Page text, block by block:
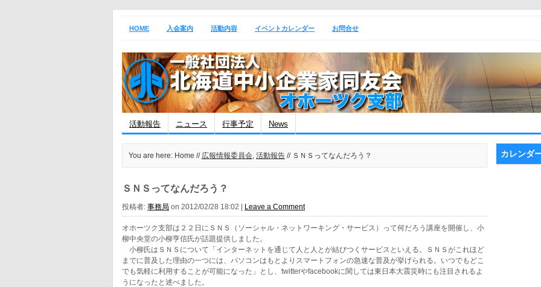
HOME 入会案内 活動内容 イベントカレンダー お問合せ
活動報告 ニュース 行事予定 News
You are here: Home // 広報情報委員会, 活動報告 // ＳＮＳってなんだろう？
ＳＮＳってなんだろう？
投稿者: 事務局 on 2012/02/28 18:02 | Leave a Comment
オホーツク支部は２２日にＳＮＳ（ソーシャル・ネットワーキング・サービス）って何だろう講座を開催し、小
柳中央堂の小柳亨信氏が話題提供しました。
小柳氏はＳＮＳについて「インターネットを通じて人と人とが結びつくサービスといえる。ＳＮＳがこれほど
までに普及した理由の一つには、パソコンはもとよりスマートフォンの急速な普及が挙げられる。いつでもどこ
でも気軽に利用することが可能になった」とし、twitterやfacebookに関しては東日本大震災時にも注目されるよ
うになったと述べました。
カレンダ